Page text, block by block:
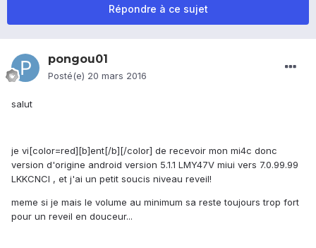
Répondre à ce sujet
pongou01
Posté(e) 20 mars 2016
salut
je vi[color=red][b]ent[/b][/color] de recevoir mon mi4c donc
version d'origine android version 5.1.1 LMY47V miui vers 7.0.99.99
LKKCNCI , et j'ai un petit soucis niveau reveil!
meme si je mais le volume au minimum sa reste toujours trop fort
pour un reveil en douceur...